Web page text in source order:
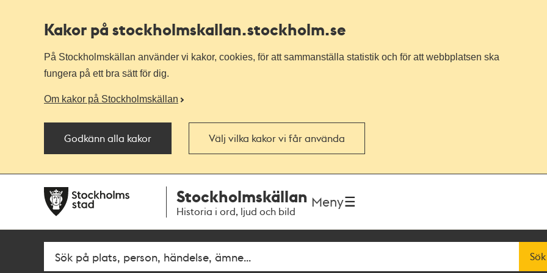
Kakor på stockholmskallan.stockholm.se
På Stockholmskällan använder vi kakor, cookies, för att sammanställa statistik och för att webbplatsen ska
fungera på ett bra sätt för dig.
Om kakor på Stockholmskällan
Godkänn alla kakor Välj vilka kakor vi får använda
navigationen
huvudinnehållet
Stockholmskällan
Historia i ord, ljud och bild
Meny
Fritextsök Sök